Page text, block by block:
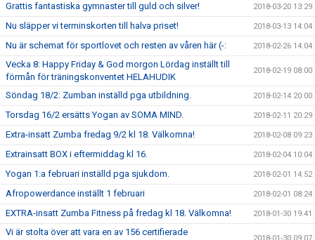
Grattis fantastiska gymnaster till guld och silver! 2018-03-20 13:29
Nu släpper vi terminskorten till halva priset! 2018-03-13 14:04
Nu är schemat för sportlovet och resten av våren här (-: 2018-02-26 14:04
Vecka 8: Happy Friday & God morgon Lördag inställt till
förmån för träningskonventet HELAHUDIK
2018-02-19 08:00
Söndag 18/2: Zumban inställd pga utbildning. 2018-02-14 20:00
Torsdag 16/2 ersätts Yogan av SOMA MIND. 2018-02-11 20:29
Extra-insatt Zumba fredag 9/2 kl 18. Välkomna! 2018-02-08 09:23
Extrainsatt BOX i eftermiddag kl 16. 2018-02-04 10:04
Yogan 1:a februari inställd pga sjukdom. 2018-02-01 14:52
Afropowerdance inställt 1 februari 2018-02-01 08:24
EXTRA-insatt Zumba Fitness på fredag kl 18. Välkomna! 2018-01-30 19:41
Vi är stolta över att vara en av 156 certifierade